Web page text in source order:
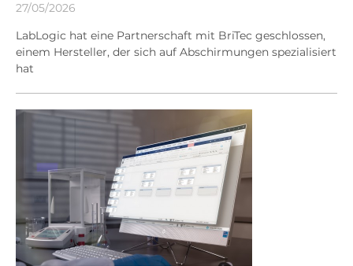
27/05/2026
LabLogic hat eine Partnerschaft mit BriTec geschlossen,
einem Hersteller, der sich auf Abschirmungen spezialisiert
hat